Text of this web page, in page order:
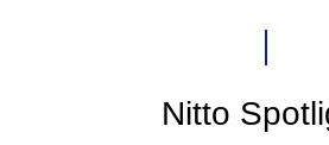
Nitto